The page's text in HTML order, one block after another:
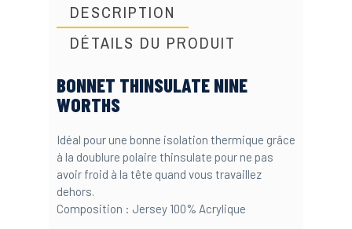
DESCRIPTION
DÉTAILS DU PRODUIT
BONNET THINSULATE NINE
WORTHS
Idéal pour une bonne isolation thermique grâce
à la doublure polaire thinsulate pour ne pas
avoir froid à la tête quand vous travaillez
dehors.
Composition : Jersey 100% Acrylique